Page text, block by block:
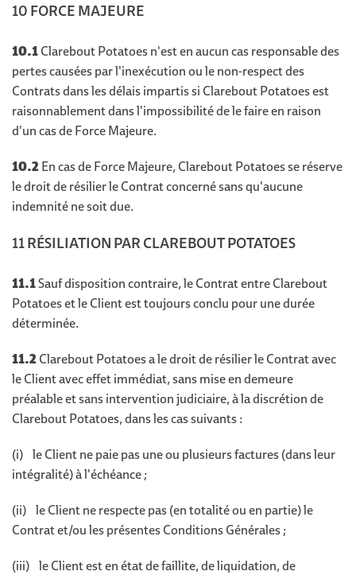
10 FORCE MAJEURE
10.1Clarebout Potatoes n'est en aucun cas responsable des
pertes causées par l'inexécution ou le non-respect des
Contrats dans les délais impartis si Clarebout Potatoes est
raisonnablement dans l'impossibilité de le faire en raison
d'un cas de Force Majeure.
10.2 En cas de Force Majeure, Clarebout Potatoes se réserve
le droit de résilier le Contrat concerné sans qu'aucune
indemnité ne soit due.
11 RÉSILIATION PAR CLAREBOUT POTATOES
11.1Sauf disposition contraire, le Contrat entre Clarebout
Potatoes et le Client est toujours conclu pour une durée
déterminée.
11.2 Clarebout Potatoes a le droit de résilier le Contrat avec
le Client avec effet immédiat, sans mise en demeure
préalable et sans intervention judiciaire, à la discrétion de
Clarebout Potatoes, dans les cas suivants :
(i) le Client ne paie pas une ou plusieurs factures (dans leur
intégralité) à l'échéance ;
(ii) le Client ne respecte pas (en totalité ou en partie) le
Contrat et/ou les présentes Conditions Générales ;
(iii) le Client est en état de faillite, de liquidation, de